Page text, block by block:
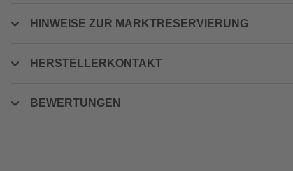
HINWEISE ZUR MARKTRESERVIERUNG
HERSTELLERKONTAKT
BEWERTUNGEN